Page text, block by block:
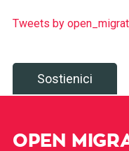
Tweets by
Sostienici
OPEN